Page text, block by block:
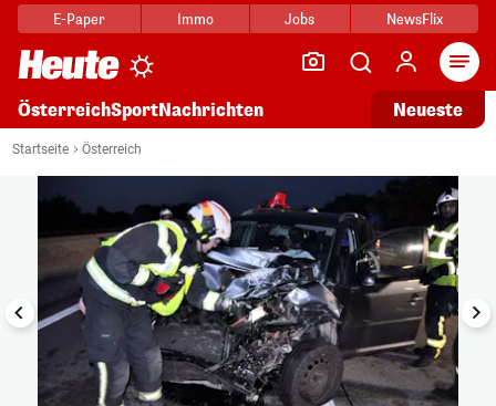
E-Paper Immo Jobs NewsFlix
ÖsterreichSportNachrichten Neueste
Startseite Österreich
1/4